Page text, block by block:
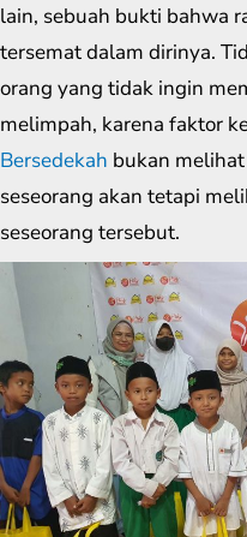
lain, sebuah bukti bahwa
tersemat dalam dirinya.
orang yang tidak ingin
melimpah, karena faktor
Bersedekah bukan
seseorang akan tetapi
seseorang tersebut.